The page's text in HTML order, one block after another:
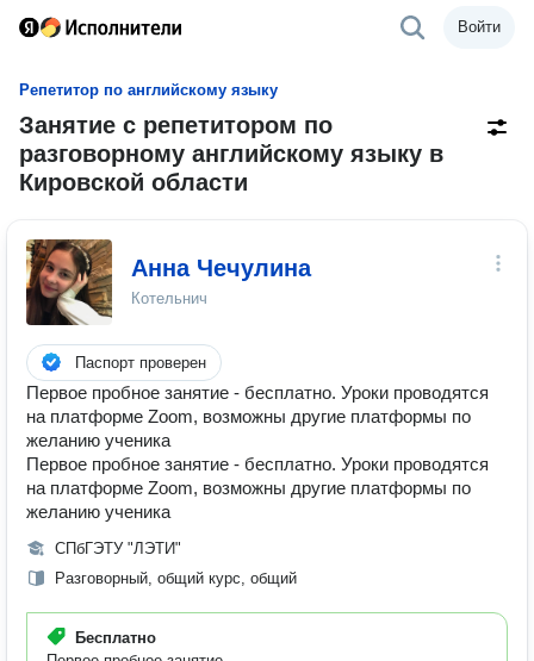
Войти
Репетитор по английскому языку
Занятие с репетитором по
разговорному английскому языку в
Кировской области
Анна Чечулина
Котельнич
Паспорт проверен
Первое пробное занятие - бесплатно. Уроки проводятся
на платформе Zoom, возможны другие платформы по
желанию ученика
Первое пробное занятие - бесплатно. Уроки проводятся
на платформе Zoom, возможны другие платформы по
желанию ученика
СПбГЭТУ "ЛЭТИ"
Разговорный, общий курс, общий
Бесплатно